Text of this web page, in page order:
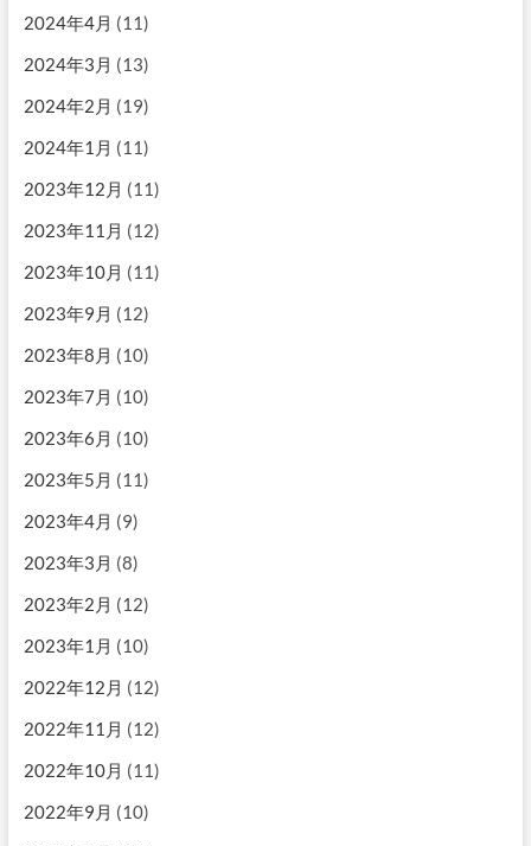
2024年4月 (11)
2024年3月 (13)
2024年2月 (19)
2024年1月 (11)
2023年12月 (11)
2023年11月 (12)
2023年10月 (11)
2023年9月 (12)
2023年8月 (10)
2023年7月 (10)
2023年6月 (10)
2023年5月 (11)
2023年4月 (9)
2023年3月 (8)
2023年2月 (12)
2023年1月 (10)
2022年12月 (12)
2022年11月 (12)
2022年10月 (11)
2022年9月 (10)